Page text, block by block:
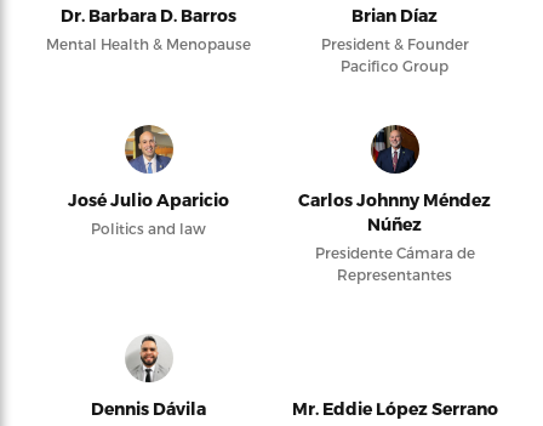
Dr. Barbara D. Barros
Mental Health & Menopause
Brian Díaz
President & Founder
Pacifico Group
José Julio Aparicio
Politics and law
Carlos Johnny Méndez
Núñez
Presidente Cámara de
Representantes
Dennis Dávila Mr. Eddie López Serrano